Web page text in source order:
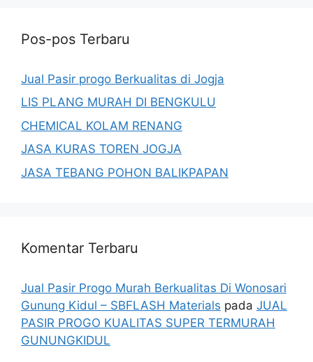
Pos-pos Terbaru
Jual Pasir progo Berkualitas di Jogja
LIS PLANG MURAH DI BENGKULU
CHEMICAL KOLAM RENANG
JASA KURAS TOREN JOGJA
JASA TEBANG POHON BALIKPAPAN
Komentar Terbaru
Jual Pasir Progo Murah Berkualitas Di Wonosari
Gunung Kidul – SBFLASH Materials pada JUAL
PASIR PROGO KUALITAS SUPER TERMURAH
GUNUNGKIDUL